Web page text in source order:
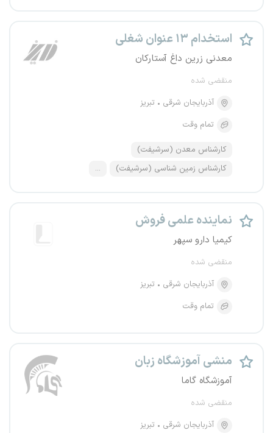
استخدام ۱۳ عنوان شغلی
معدنی زرین داغ آستارکان
منقضی شده
آذربایجان شرقی
تبریز
تمام وقت
کارشناس معدن (سرشیفت)
کارشناس زمین شناسی (سرشیفت)
...
نماینده علمی فروش
کیمیا دارو سپهر
منقضی شده
آذربایجان شرقی
تبریز
تمام وقت
منشی آموزشگاه زبان
آموزشگاه گاما
منقضی شده
آذربایجان شرقی
تبریز